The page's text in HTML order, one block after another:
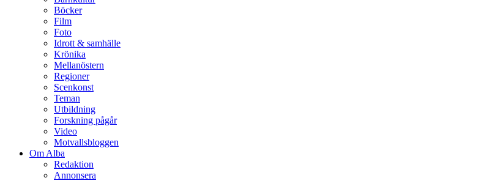
Böcker
Film
Foto
Idrott & samhälle
Krönika
Mellanöstern
Regioner
Scenkonst
Teman
Utbildning
Forskning pågår
Video
Motvallsbloggen
Om Alba
Redaktion
Annonsera